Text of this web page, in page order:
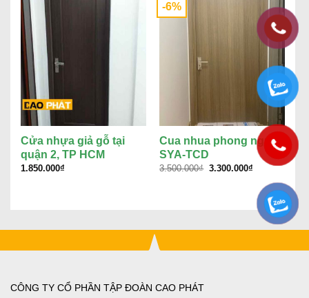
Cửa nhựa giả gỗ tại
quận 2, TP HCM
1.850.000₫
-6%
Cua nhua phong ngu
SYA-TCD
3.500.000₫ Giá
3.500.000₫.
3.300.000₫
tại
là:
3.300.000₫.
CÔNG TY CỔ PHẦN TẬP ĐOÀN CAO PHÁT